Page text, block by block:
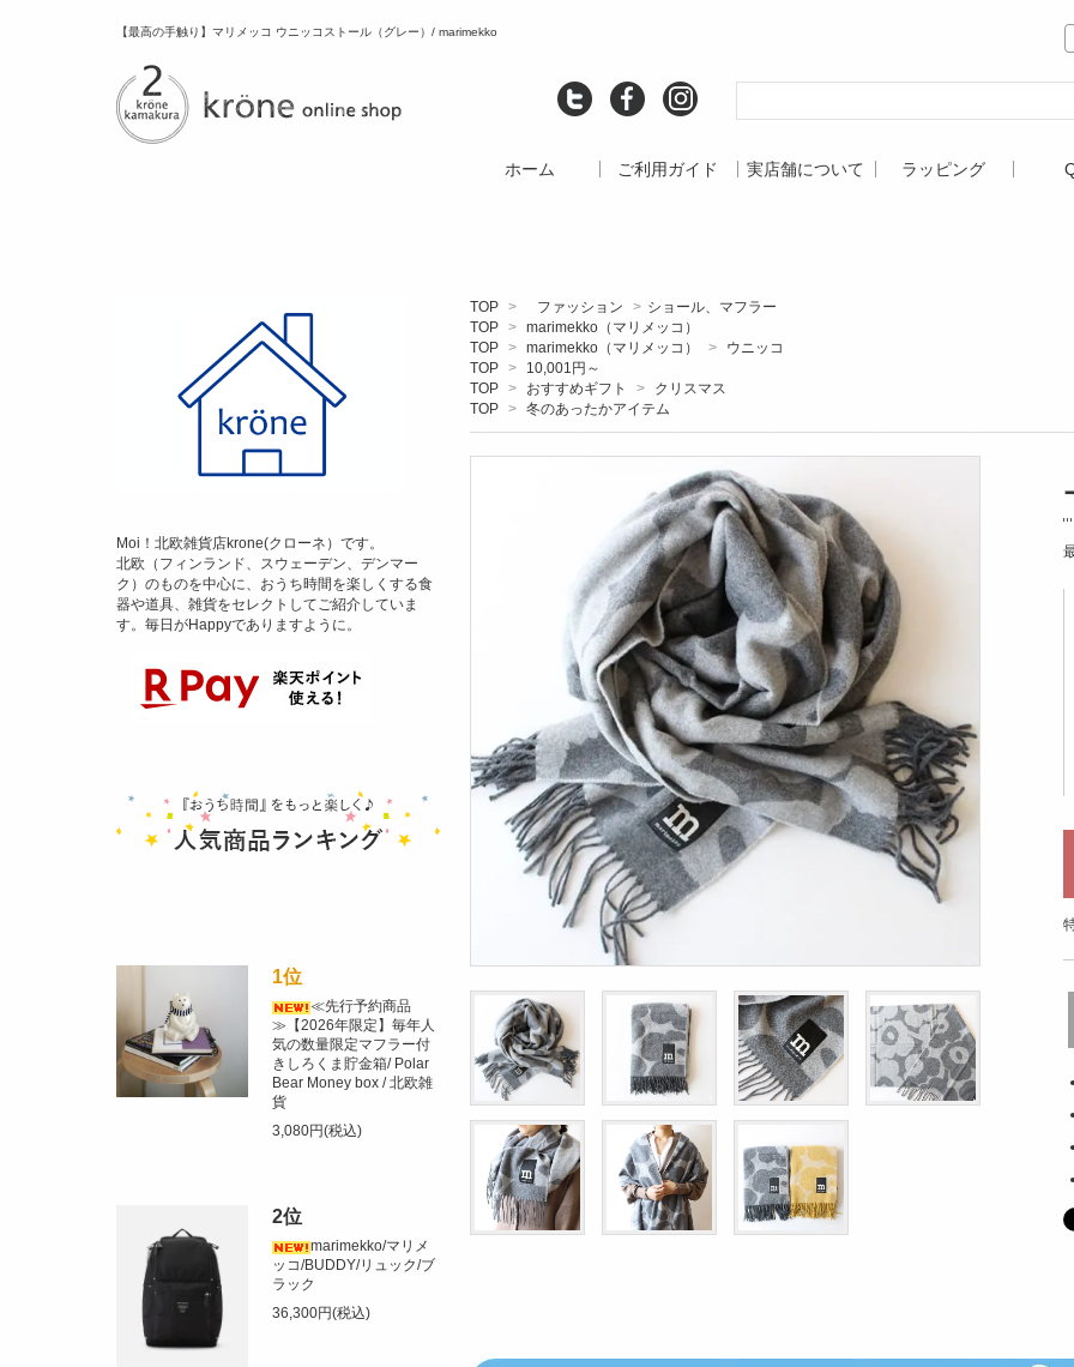
【最高の手触り】マリメッコ ウニッコストール（グレー）/ marimekko
ホーム ご利用ガイド 実店舗について ラッピング
TOP > ファッション > ショール、マフラー
TOP > marimekko（マリメッコ）
TOP > marimekko（マリメッコ） >
ウニッコ
TOP >
10,001円～
TOP > おすすめギフト >
クリスマス
TOP > 冬のあったかアイテム
Moi！北欧雑貨店krone(クローネ）です。
北欧（フィンランド、スウェーデン、デンマー
ク）のものを中心に、おうち時間を楽しくする食
器や道具、雑貨をセレクトしてご紹介していま
す。毎日がHappyでありますように。
1位
≪先行予約商品
≫【2026年限定】毎年人
気の数量限定マフラー付
きしろくま貯金箱/ Polar
Bear Money box / 北欧雑
貨
3,080円(税込)
2位
marimekko/マリメ
ッコ/BUDDY/リュック/ブ
ラック
36,300円(税込)